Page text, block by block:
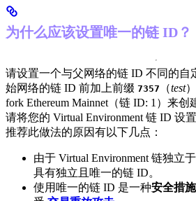
为什么应该设置唯一的链 ID？
请设置一个与父网络的链 ID 不同的自
始网络的链 ID 前加上前缀 7357 （test
fork Ethereum Mainnet（链 ID: 1）来创
请将您的 Virtual Environment 链 ID 设
推荐此做法的原因有以下几点：
由于 Virtual Environment 链独立
具有独立且唯一的链 ID。
使用唯一的链 ID 是一种安全措施